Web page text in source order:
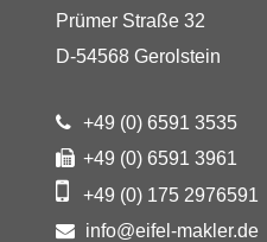
Prümer Straße 32
D-54568 Gerolstein
+49 (0) 6591 3535
+49 (0) 6591 3961
+49 (0) 175 2976591
info@eifel-makler.de